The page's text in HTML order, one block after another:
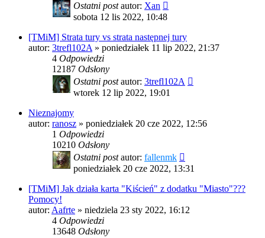
Ostatni postautor: Xan
sobota 12 lis 2022, 10:48
[TMiM] Strata tury vs strata następnej tury
autor: 3trefl102A» poniedziałek 11 lip 2022, 21:37
4 Odpowiedzi
12187 Odsłony
Ostatni postautor: 3trefl102A
wtorek 12 lip 2022, 19:01
Nieznajomy
autor: ranosz » poniedziałek 20 cze 2022, 12:56
1 Odpowiedzi
10210 Odsłony
Ostatni postautor: fallenmk
poniedziałek 20 cze 2022, 13:31
[TMiM] Jak działa karta "Kiścień" z dodatku "Miasto"???
Pomocy!
autor: Aafrte » niedziela 23 sty 2022, 16:12
4 Odpowiedzi
13648 Odsłony